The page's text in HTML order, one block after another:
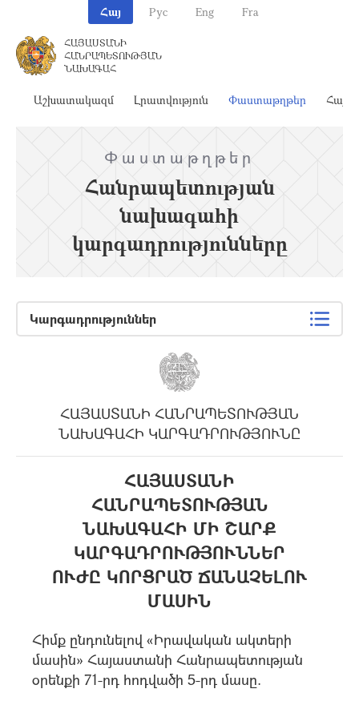
Հայ Рус Eng Fra
ՀԱՅԱՍՏԱՆԻ
ՀԱՆՐԱՊԵՏՈՒԹՅԱՆ
ՆԱԽԱԳԱՀ
Աշխատակազմ Լրատվություն Փաստաթղթեր
Փաստաթղթեր
Հանրապետության
նախագահի
կարգադրությունները
Կարգադրություններ
ՀԱՅԱՍՏԱՆԻ ՀԱՆՐԱՊԵՏՈՒԹՅԱՆ
ՆԱԽԱԳԱՀԻ ԿԱՐԳԱԴՐՈՒԹՅՈՒՆԸ
ՀԱՅԱՍՏԱՆԻ
ՀԱՆՐԱՊԵՏՈՒԹՅԱՆ
ՆԱԽԱԳԱՀԻ ՄԻ ՇԱՐՔ
ԿԱՐԳԱԴՐՈՒԹՅՈՒՆՆԵՐ
ՈՒԺԸ ԿՈՐՑՐԱԾ ՃԱՆԱՉԵԼՈՒ
ՄԱՍԻՆ
Հիմք ընդունելով «Իրավական ակտերի
մասին» Հայաստանի Հանրապետության
օրենքի 71-րդ հոդվածի 5-րդ մասը.